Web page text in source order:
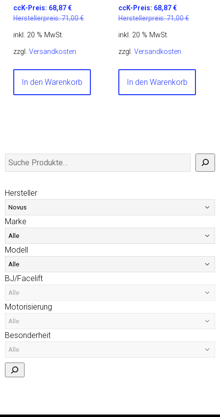
ccK-Preis: 68,87€
Herstellerpreis:71,00€
inkl. 20 % MwSt.
zzgl.Versandkosten
In den Warenkorb
ccK-Preis: 68,87€
Herstellerpreis:71,00€
inkl. 20 % MwSt.
zzgl. Versandkosten
In den Warenkorb
Hersteller
Marke
Modell
BJ/Facelift
Motorisierung
Besonderheit